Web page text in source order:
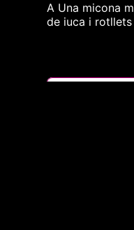
A Una micona
de iuca i